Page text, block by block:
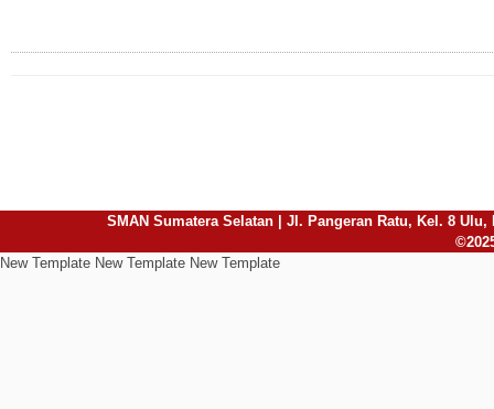
SMAN Sumatera Selatan | Jl. Pangeran Ratu, Kel. 8 Ulu,
New Template New Template New Template